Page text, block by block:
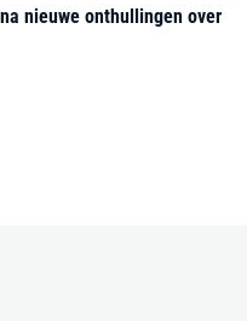
nieuwe onthullingen over